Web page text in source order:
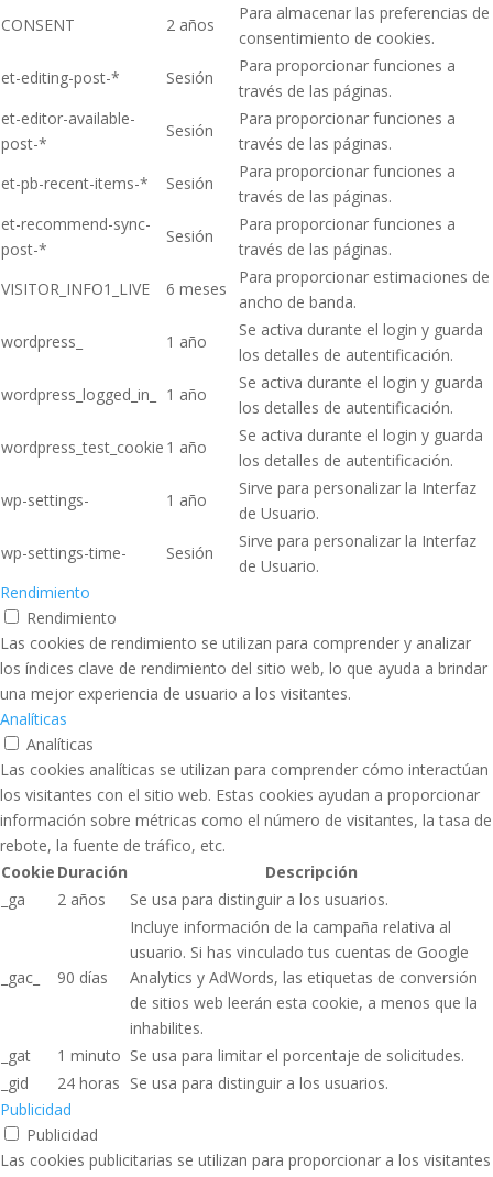
CONSENT
2 años
Para almacenar las preferencias de
consentimiento de cookies.
et-editing-post-*
Sesión
Para proporcionar funciones a
través de las páginas.
et-editor-available-
post-*
Sesión
Para proporcionar funciones a
través de las páginas.
et-pb-recent-items-*
Sesión
Para proporcionar funciones a
través de las páginas.
et-recommend-sync-
post-*
Sesión
Para proporcionar funciones a
través de las páginas.
VISITOR_INFO1_LIVE
6 meses
Para proporcionar estimaciones de
ancho de banda.
wordpress_
1 año
Se activa durante el login y guarda
los detalles de autentificación.
wordpress_logged_in_
1 año
Se activa durante el login y guarda
los detalles de autentificación.
wordpress_test_cookie 1 año
Se activa durante el login y guarda
los detalles de autentificación.
wp-settings-
1 año
Sirve para personalizar la Interfaz
de Usuario.
wp-settings-time-
Sesión
Sirve para personalizar la Interfaz
de Usuario.
Rendimiento
Rendimiento
Las cookies de rendimiento se utilizan para comprender y analizar
los índices clave de rendimiento del sitio web, lo que ayuda a brindar
una mejor experiencia de usuario a los visitantes.
Analíticas
Analíticas
Las cookies analíticas se utilizan para comprender cómo interactúan
los visitantes con el sitio web. Estas cookies ayudan a proporcionar
información sobre métricas como el número de visitantes, la tasa de
rebote, la fuente de tráfico, etc.
Cookie Duración
Descripción
_ga
2 años Se usa para distinguir a los usuarios.
_gac_ 90 días
Incluye información de la campaña relativa al
usuario. Si has vinculado tus cuentas de Google
Analytics y AdWords, las etiquetas de conversión
de sitios web leerán esta cookie, a menos que la
inhabilites.
_gat
1 minuto Se usa para limitar el porcentaje de solicitudes.
_gid
24 horas Se usa para distinguir a los usuarios.
Publicidad
Publicidad
Las cookies publicitarias se utilizan para proporcionar a los visitantes